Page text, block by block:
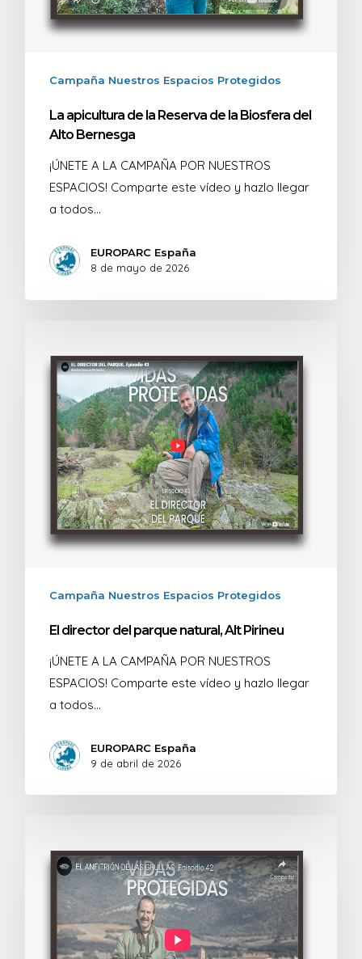
Campaña Nuestros Espacios Protegidos
La apicultura de la Reserva de la Biosfera del
Alto Bernesga
¡ÚNETE A LA CAMPAÑA POR NUESTROS
ESPACIOS! Comparte este vídeo y hazlo llegar
a todos…
EUROPARC España
8 de mayo de 2026
Campaña Nuestros Espacios Protegidos
El director del parque natural, Alt Pirineu
¡ÚNETE A LA CAMPAÑA POR NUESTROS
ESPACIOS! Comparte este vídeo y hazlo llegar
a todos…
EUROPARC España
9 de abril de 2026